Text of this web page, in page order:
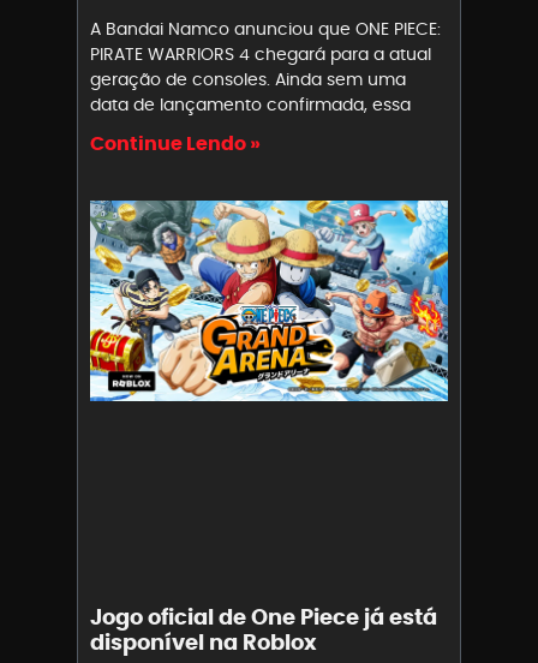
A Bandai Namco anunciou que ONE PIECE:
PIRATE WARRIORS 4 chegará para a atual
geração de consoles. Ainda sem uma
data de lançamento confirmada, essa
Continue Lendo »
Jogo oficial de One Piece já está
disponível na Roblox